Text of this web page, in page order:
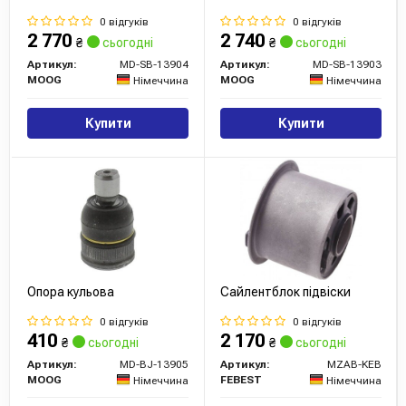
DELPHI особливо популярна серед водіїв, які шукають
компоненти, що забезпечують високу надійність при
доступних цінах.
DELPHI — це бренд, що асоціюється з інноваціями та
отримуєте надійні компоненти для вашого автомобіля,
що гарантовано прослужать довго. В нашому магазині ви
можете знайти широкий асортимент продукції DELPHI
для різних марок автомобілів за конкурентними цінами.
Сайт: https://www.delphiautoparts.com/
0 відгуків
2 770 ₴ сьогодні
Артикул:
MD-SB-13904
MOOG
Німеччина
Купити
0 відгуків
2 740 ₴ сьогодні
Артикул:
MD-SB-13903
MOOG
Німеччина
Купити
Опора кульова
0 відгуків
410 ₴ сьогодні
Артикул:
MD-BJ-13905
MOOG
Німеччина
Сайлентблок підвіски
0 відгуків
2 170 ₴ сьогодні
Артикул:
MZAB-KEB
FEBEST
Німеччина